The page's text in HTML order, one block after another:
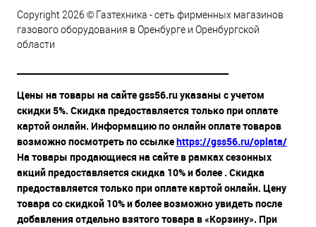
Copyright 2026 © Газтехника - сеть фирменных магазинов
газового оборудования в Оренбурге и Оренбургской
области
Цены на товары на сайте gss56.ru указаны с учетом
скидки 5%. Скидка предоставляется только при оплате
картой онлайн. Информацию по онлайн оплате товаров
возможно посмотреть по ссылкеhttps://gss56.ru/oplata/
На товары продающиеся на сайте в рамках сезонных
акций предоставляется скидка 10% и более . Скидка
предоставляется только при оплате картой онлайн. Цену
товара со скидкой 10% и более возможно увидеть после
добавления отдельно взятого товара в «Корзину». При